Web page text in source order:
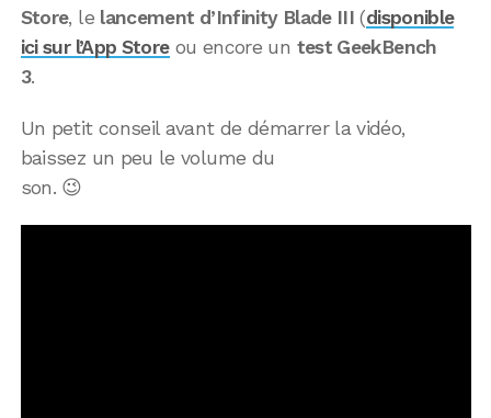
Store, le lancement d’Infinity Blade III (disponible
ici sur l’App Storeou encore un test GeekBench
3.
Un petit conseil avant de démarrer la vidéo,
baissez un peu le volume du
son. 😉